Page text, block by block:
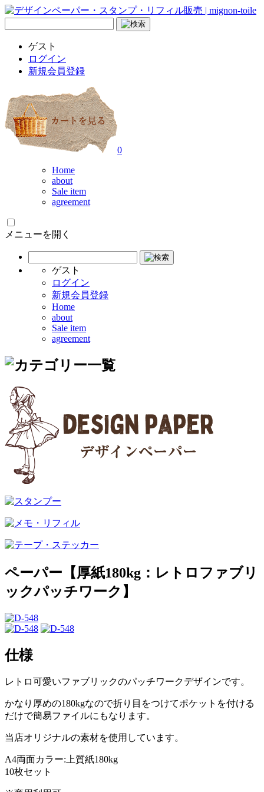
ゲスト
ログイン
新規会員登録
0
Home
about
Sale item
agreement
メニューを開く
ゲスト
ログイン
新規会員登録
Home
about
Sale item
agreement
ペーパー【厚紙180kg：レトロファブリ
ックパッチワーク】
仕様
レトロ可愛いファブリックのパッチワークデザインです。
かなり厚めの180kgなので折り目をつけてポケットを付ける
だけで簡易ファイルにもなります。
当店オリジナルの素材を使用しています。
A4両面カラー:上質紙180kg
10枚セット